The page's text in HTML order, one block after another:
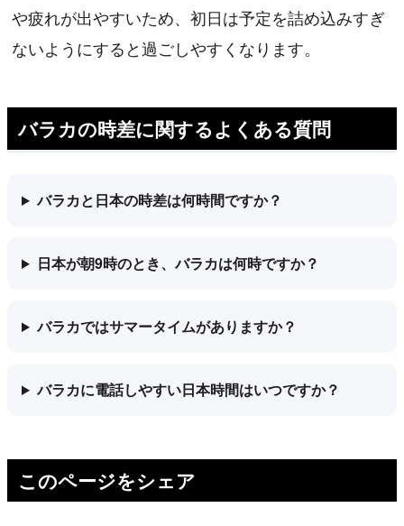
や疲れが出やすいため、初日は予定を詰め込みすぎ
ないようにすると過ごしやすくなります。
バラカの時差に関するよくある質問
バラカと日本の時差は何時間ですか？
日本が朝9時のとき、バラカは何時ですか？
バラカではサマータイムがありますか？
バラカに電話しやすい日本時間はいつですか？
このページをシェア